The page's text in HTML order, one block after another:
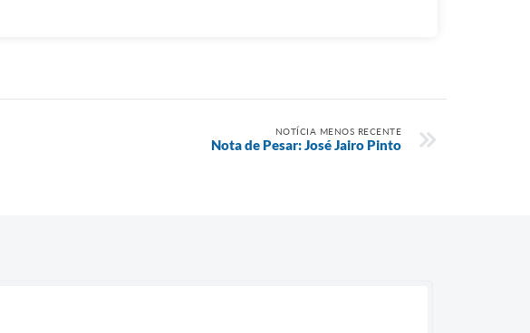
NOTÍCIA MENOS RECENTE
Nota de Pesar: José Jairo Pinto